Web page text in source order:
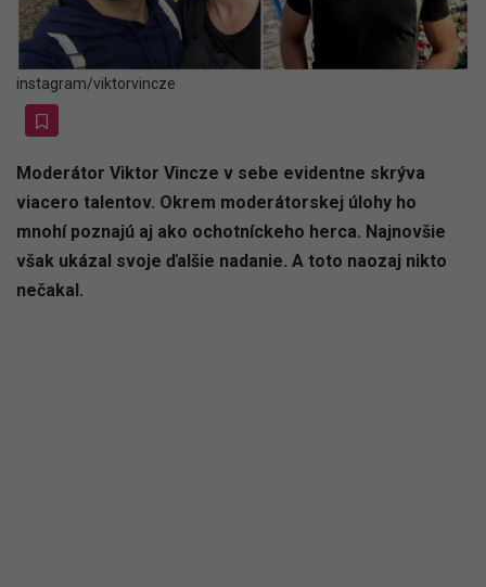
instagram/viktorvincze
Moderátor Viktor Vincze v sebe evidentne skrýva
viacero talentov. Okrem moderátorskej úlohy ho
mnohí poznajú aj ako ochotníckeho herca. Najnovšie
však ukázal svoje ďalšie nadanie. A toto naozaj nikto
nečakal.